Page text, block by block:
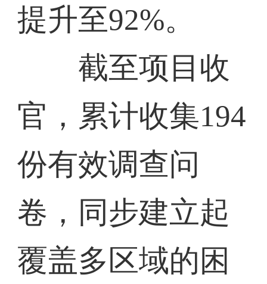
提升至92%。
截至项目收
官，累计收集194
份有效调查问
卷，同步建立起
覆盖多区域的困